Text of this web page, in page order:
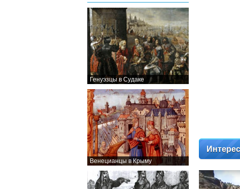
Генуэзцы в Судаке
Венецианцы в Крыму